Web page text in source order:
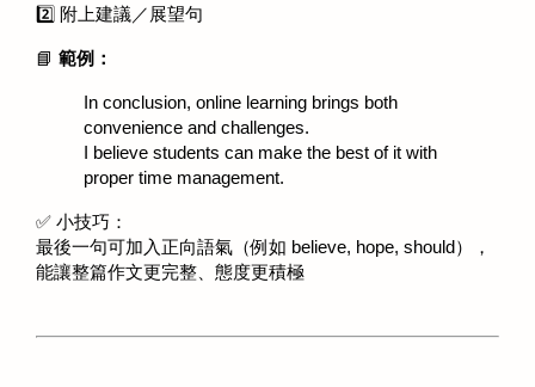
2️⃣ 附上建議／展望句
📘 範例：
In conclusion, online learning brings both
convenience and challenges.
I believe students can make the best of it with
proper time management.
✅ 小技巧：
最後一句可加入正向語氣（例如 believe, hope, should），
能讓整篇作文更完整、態度更積極